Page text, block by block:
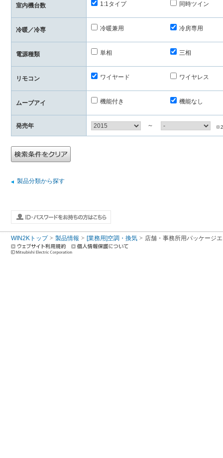
室内機台数 1:1タイプ 同時ツイン
冷暖／冷専 冷暖兼用 冷房専用
電源種類 単相 三相
リモコン ワイヤード ワイヤレス
ムーブアイ 機能付き 機能なし
発売年 ～
製品分類から探す
WIN2Kトップ 製品情報 [業務用]空調・換気 店舗・事務所用パッケージ